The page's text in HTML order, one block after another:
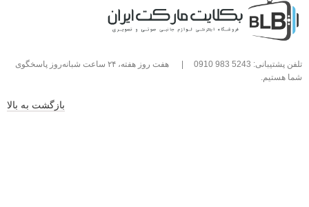
تلفن پشتیبانی: 5243 983 0910
هفت روز هفته، ۲۴ ساعت شبانه‌روز پاسخگوی
شما هستیم.
بازگشت به بالا